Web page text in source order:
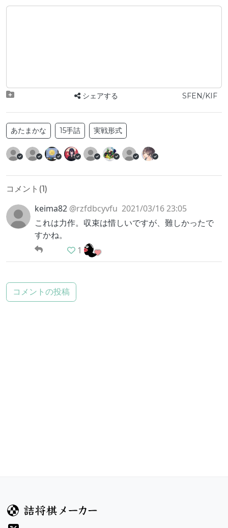
シェアする SFEN/KIF
あたまかな 15手詰 実戦形式
コメント(1)
keima82 @rzfdbcyvfu 2021/03/16 23:05
これは力作。収束は惜しいですが、難しかったで
すかね。
1
コメントの投稿